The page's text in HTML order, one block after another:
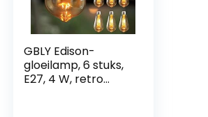
GBLY Edison-
gloeilamp, 6 stuks,
E27, 4 W, retro